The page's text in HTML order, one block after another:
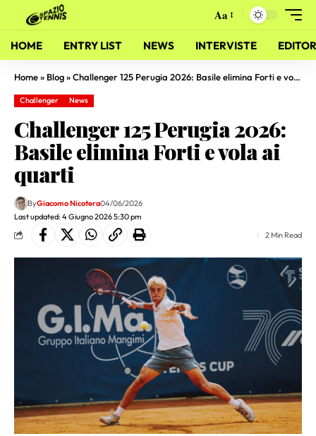
Aa
HOME ENTRY LIST NEWS INTERVISTE
Home» Blog»Challenger 125 Perugia 2026: Basile elimina Forti e vola ai quarti
Challenger News
Challenger 125 Perugia 2026:
Basile elimina Forti e vola ai
quarti
Last updated: 4 Giugno 2026 5:30 pm
ByGiacomo Nicotera04/06/2026
2 Min Read